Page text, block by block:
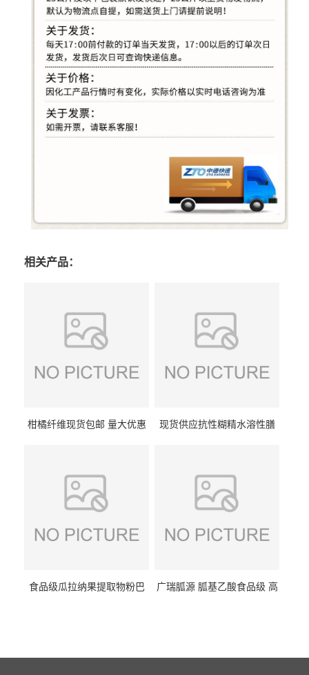
相关产品：
柑橘纤维现货包邮 量大优惠
现货供应抗性糊精水溶性膳
食品级瓜拉纳果提取物粉巴
广瑞胍源 胍基乙酸食品级 高